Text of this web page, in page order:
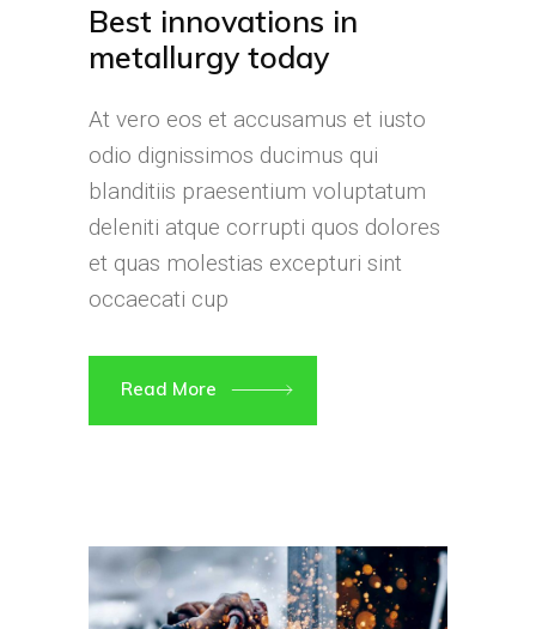
Best innovations in
metallurgy today
At vero eos et accusamus et iusto
odio dignissimos ducimus qui
blanditiis praesentium voluptatum
deleniti atque corrupti quos dolores
et quas molestias excepturi sint
occaecati cup
Read More